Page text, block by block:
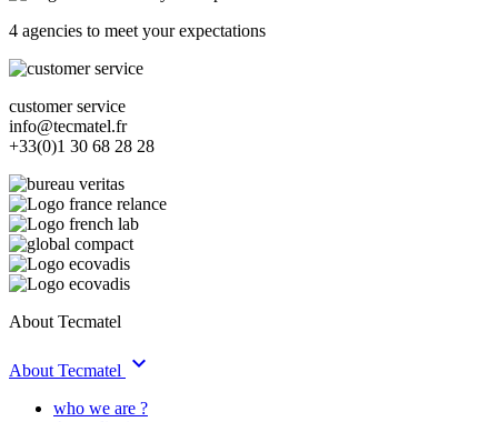
4 agencies to meet your expectations
customer service
info@tecmatel.fr
+33(0)1 30 68 28 28
About Tecmatel
About Tecmatel keyboard_arrow_down
who we are ?